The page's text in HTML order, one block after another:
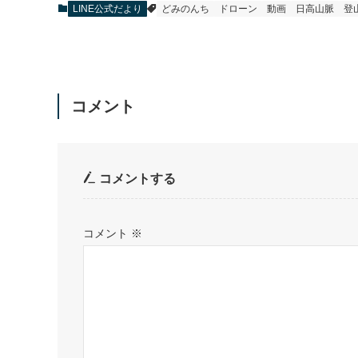
LINE公式だより どみのんち ドローン 動画 日高山脈 登
コメント
コメントする
コメント ※